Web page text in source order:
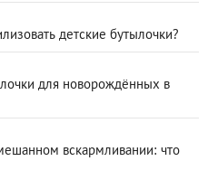
детские бутылочки?
для новорождённых в
вскармливании: что